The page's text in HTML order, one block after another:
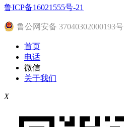
鲁ICP备16021555号-21
鲁公网安备 37040302000193号
首页
电话
微信
关于我们
X